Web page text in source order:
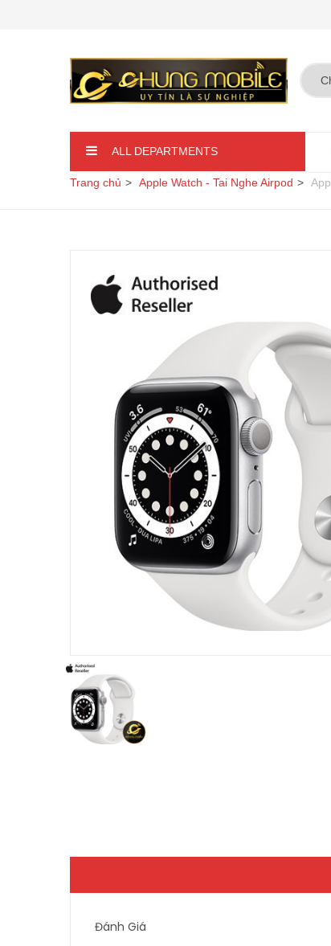
ALL DEPARTMENTS
Trang chủ Apple Watch - Tai Nghe Airpod
Đánh Giá